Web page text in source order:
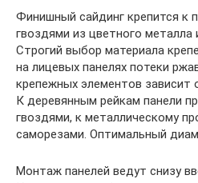
Финишный сайдинг крепится к
гвоздями из цветного металла
Строгий выбор материала
на лицевых панелях потеки
крепежных элементов зависит
К деревянным рейкам панели
гвоздями, к металлическому
саморезами. Оптимальный
Монтаж панелей ведут снизу